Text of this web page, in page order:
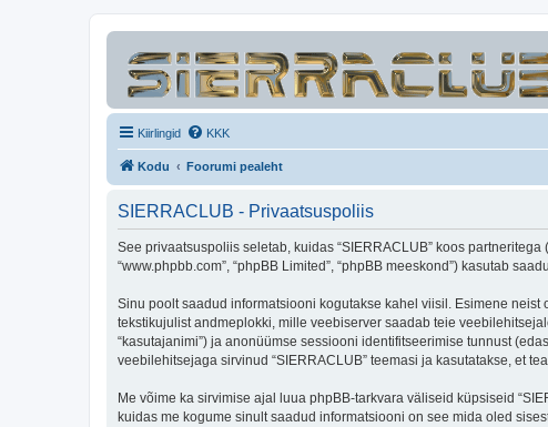
Kiirlingid KKK
Kodu Foorumi pealeht
SIERRACLUB - Privaatsuspoliis
See privaatsuspoliis seletab, kuidas “SIERRACLUB” koos partneritega
“www.phpbb.com”, “phpBB Limited”, “phpBB meeskond”) kasutab
Sinu poolt saadud informatsiooni kogutakse kahel viisil. Esimene neist
tekstikujulist andmeplokki, mille veebiserver saadab teie
“kasutajanimi”) ja anonüümse sessiooni identifitseerimise tunnust
veebilehitsejaga sirvinud “SIERRACLUB” teemasi ja kasutatakse, et
Me võime ka sirvimise ajal luua phpBB-tarkvara väliseid küpsiseid
kuidas me kogume sinult saadud informatsiooni on see mida oled